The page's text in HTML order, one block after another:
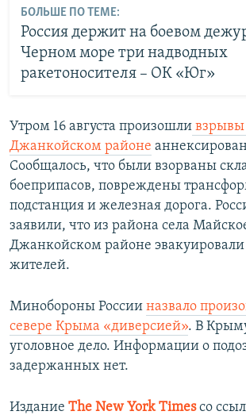
БОЛЬШЕ ПО ТЕМЕ:
Россия держит на боевом
Черном море три надводных
ракетоносителя – ОК «Юг»
Утром 16 августа произошли взрывы
Джанкойском районе
Сообщалось, что были взорваны
боеприпасов, повреждены
подстанция и железная дорога.
заявили, что из района села
Джанкойском районе эвакуировали
жителей.
Минобороны России назвало
севере Крыма «диверсией». В
уголовное дело. Информации о
задержанных нет.
Издание The New York Timesсо